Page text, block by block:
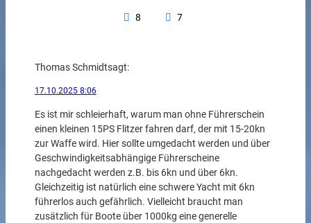
8 7
Thomas Schmidtsagt:
17.10.2025 8:06
Es ist mir schleierhaft, warum man ohne Führerschein
einen kleinen 15PS Flitzer fahren darf, der mit 15-20kn
zur Waffe wird. Hier sollte umgedacht werden und über
Geschwindigkeitsabhängige Führerscheine
nachgedacht werden z.B. bis 6kn und über 6kn.
Gleichzeitig ist natürlich eine schwere Yacht mit 6kn
führerlos auch gefährlich. Vielleicht braucht man
zusätzlich für Boote über 1000kg eine generelle